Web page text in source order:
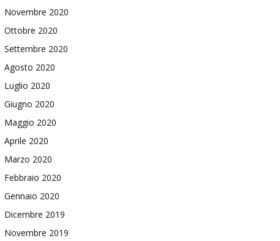
Novembre 2020
Ottobre 2020
Settembre 2020
Agosto 2020
Luglio 2020
Giugno 2020
Maggio 2020
Aprile 2020
Marzo 2020
Febbraio 2020
Gennaio 2020
Dicembre 2019
Novembre 2019